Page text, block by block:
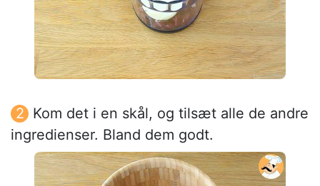
Kom det i en skål, og tilsæt alle de andre
ingredienser. Bland dem godt.